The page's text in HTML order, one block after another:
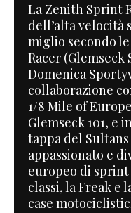
La Zenith Sprint
dell’alta velocità
miglio secondo
Racer
Domenica
collaborazione
1/8 Mile of
Glemseck 101, e
tappa del
appassionato e
europeo di
classi, la Freak e
case